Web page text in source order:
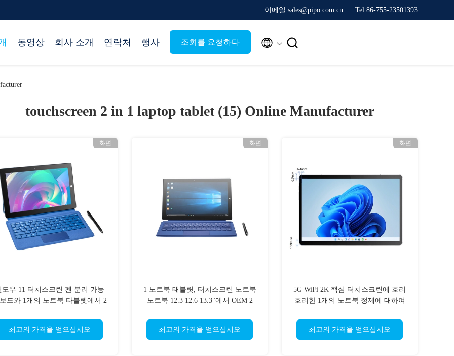
이메일 sales@pipo.com.cn Tel 86-755-23501393
동영상 회사 소개 연락처 행사 조회를 요청하다  
touchscreen 2 in 1 laptop tablet (15) Online Manufacturer
화면
도우 11 터치스크린 펜 분리 가능
드와 1개의 노트북 타블렛에서 2
최고의 가격을 얻으십시오
화면
1 노트북 태블릿, 터치스크린 노트북
노트북 12.3 12.6 13.3"에서 OEM 2
최고의 가격을 얻으십시오
화면
5G WiFi 2K 핵심 터치스크린에 호리
호리한 1개의 노트북 정제에 대하여
최고의 가격을 얻으십시오